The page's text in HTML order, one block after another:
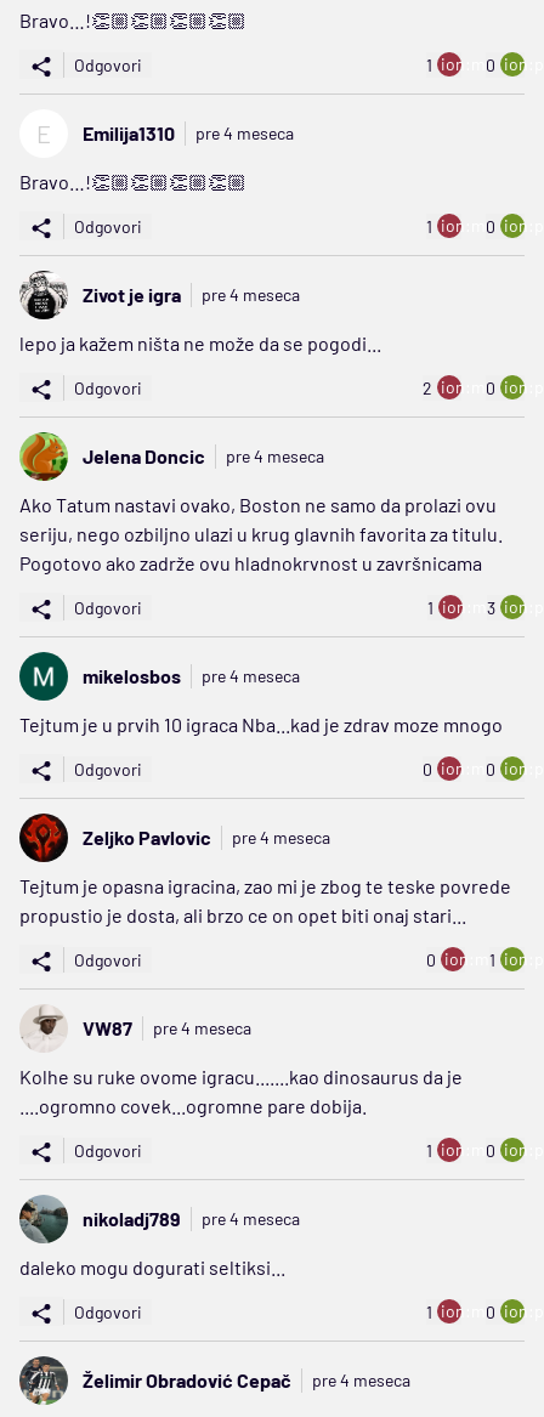
Bravo…!👏🏼👏🏼👏🏼👏🏼
Odgovori 1 ion:minus
0
E Emilija1310 pre 4 meseca
Bravo…!👏🏼👏🏼👏🏼👏🏼
Odgovori 1 ion:minus
0
Zivot je igra pre 4 meseca
lepo ja kažem ništa ne može da se pogodi...
Odgovori 2 ion:minus
0
Jelena Doncic pre 4 meseca
Ako Tatum nastavi ovako, Boston ne samo da prolazi ovu
seriju, nego ozbiljno ulazi u krug glavnih favorita za titulu.
Pogotovo ako zadrže ovu hladnokrvnost u završnicama
Odgovori 1 ion:minus
3
mikelosbos pre 4 meseca
Tejtum je u prvih 10 igraca Nba...kad je zdrav moze mnogo
Odgovori 0 ion:minus
0
Zeljko Pavlovic pre 4 meseca
Tejtum je opasna igracina, zao mi je zbog te teske povrede
propustio je dosta, ali brzo ce on opet biti onaj stari...
Odgovori 0 ion:minus
1
VW87 pre 4 meseca
Kolhe su ruke ovome igracu.......kao dinosaurus da je
....ogromno covek...ogromne pare dobija.
Odgovori 1 ion:minus
0
nikoladj789 pre 4 meseca
daleko mogu dogurati seltiksi...
Odgovori 1 ion:minus
0
Želimir Obradović Cepač pre 4 meseca